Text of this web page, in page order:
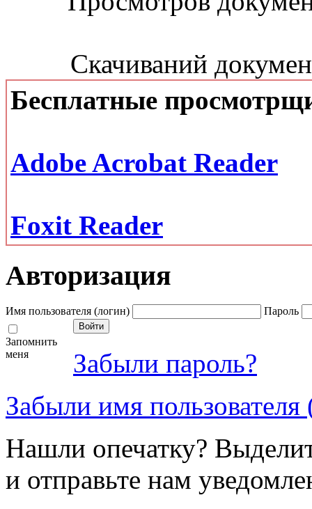
Скачиваний
Бесплатные
Adobe Acrobat Reader
Foxit Reader
Авторизация
Имя пользователя (логин) Пароль
Запомнить
меня
Забыли пароль?
Забыли имя пользователя
Нашли опечатку?
и отправьте нам